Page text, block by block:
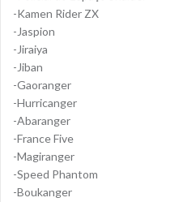
-Kamen Rider ZX
-Jaspion
-Jiraiya
-Jiban
-Gaoranger
-Hurricanger
-Abaranger
-France Five
-Magiranger
-Speed Phantom
-Boukanger